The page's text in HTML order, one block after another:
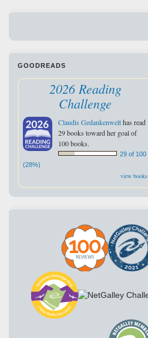
GOODREADS
2026 Reading
Challenge
Claudis Gedankenwelthas read
29 books toward her goal of
100 books.
29 of 100
(28%)
view books